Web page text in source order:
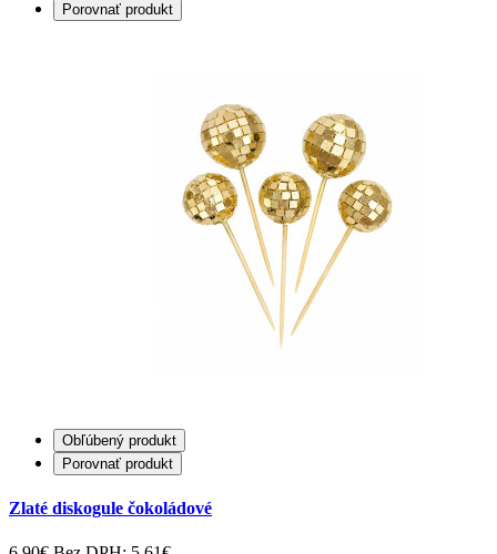
Porovnať produkt
Obľúbený produkt
Porovnať produkt
Zlaté diskogule čokoládové